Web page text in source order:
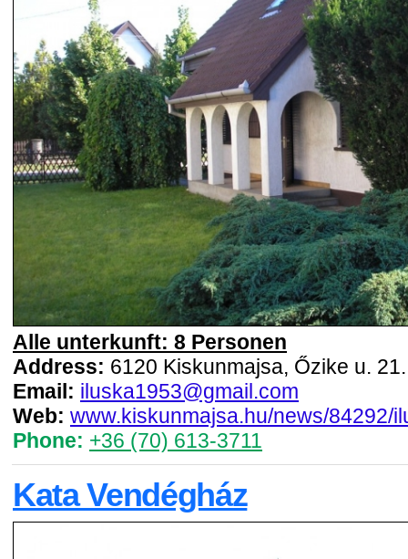
Alle unterkunft: 8 Personen
Address: 6120 Kiskunmajsa, Őzike u. 21.
Email: iluska1953@gmail.com
Web: www.kiskunmajsa.hu/news/84292/
Phone: +36 (70) 613-3711
Kata Vendégház